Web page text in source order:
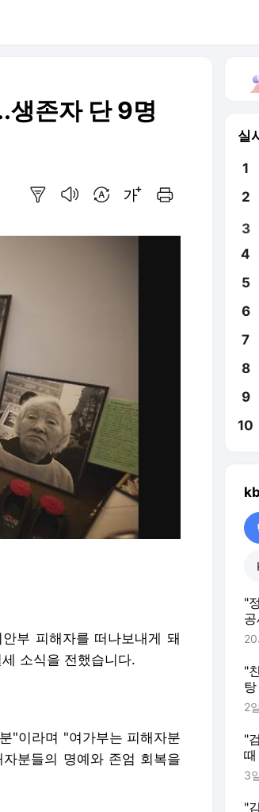
생존자 단 9명
부 피해자를 떠나보내게 돼
소식을 전했습니다.
"이라며 "여가부는 피해자분
분들의 명예와 존엄 회복을
실
1
2
3
4
5
6
7
8
9
10
"
20
"
2
"
3
"